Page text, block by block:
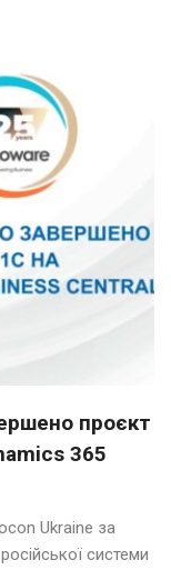
проєкт
365
Ukraine за
системи